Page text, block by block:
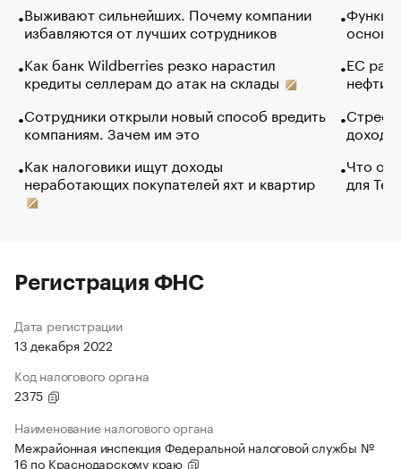
Выживают сильнейших. Почему компании
избавляются от лучших сотрудников
Как банк Wildberries резко нарастил
кредиты селлерам до атак на склады
Сотрудники открыли новый способ вредить
компаниям. Зачем им это
Как налоговики ищут доходы
неработающих покупателей яхт и квартир
основ
ЕС
нефти
Что
для
Регистрация ФНС
Дата регистрации
13 декабря 2022
Код налогового органа
2375
Наименование налогового органа
Межрайонная инспекция Федеральной налоговой службы №
16 по Краснодарскому краю